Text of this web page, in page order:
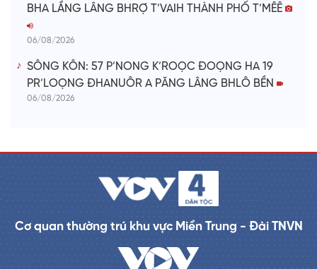
BHA LẦNG LÂNG BHRỢ T’VAIH THÀNH PHỐ T’MÊÊ
06/08/2026
SÔNG KÔN: 57 P’NONG K’ROỌC ĐOỌNG HA 19
PR’LOỌNG ĐHANUÔR A PĂNG LÂNG BHLÔ BỀN
06/08/2026
Cơ quan thường trú khu vực Miền Trung - Đài TNVN